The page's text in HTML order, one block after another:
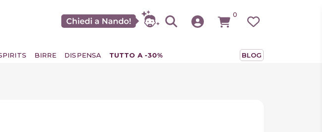
0
BIRRE DISPENSA TUTTO A -30% BLOG